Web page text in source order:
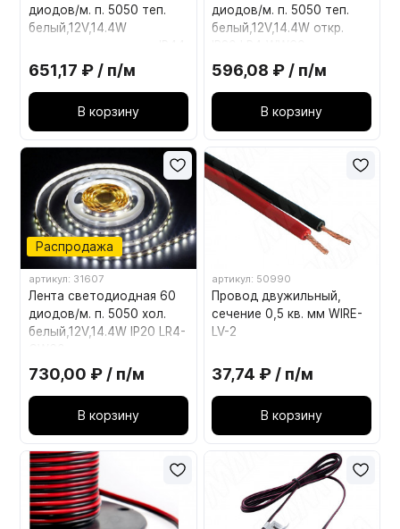
диодов/м. п. 5050 теп.
белый,12V,14.4W
LR4-WW-WP60
651,17 ₽ / п/м
В корзину
диодов/м. п. 5050 теп.
белый,12V,14.4W откр.
596,08 ₽ / п/м
В корзину
Распродажа
артикул: 31607
Лента светодиодная 60
диодов/м. п. 5050 хол.
белый,12V,14.4W IP20 LR4-
730,00 ₽ / п/м
В корзину
артикул: 50990
Провод двужильный,
сечение 0,5 кв. мм WIRE-
LV-2
37,74 ₽ / п/м
В корзину